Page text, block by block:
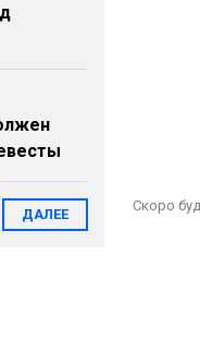
Скоро
ДАЛЕЕ